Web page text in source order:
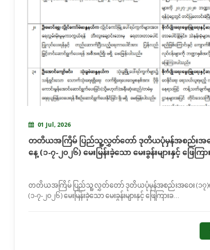
01 Jul, 2026
တတိယအကြိမ် ပြည်သူ့လွှတ်တော် ဒုတိယပုံမှန်အစည်းအဝေ
နေ့ (၁-၇-၂၀၂၆) မေးမြန်းခဲ့သော မေးခွန်းများနှင့်
တတိယအကြိမ် ပြည်သူ့လွှတ်တော် ဒုတိယပုံမှန်အစည်းအဝေး (၁၇)
(၁-၇-၂၀၂၆) မေးမြန်းခဲ့သော မေးခွန်းများနှင့် ဖြေကြားခ...